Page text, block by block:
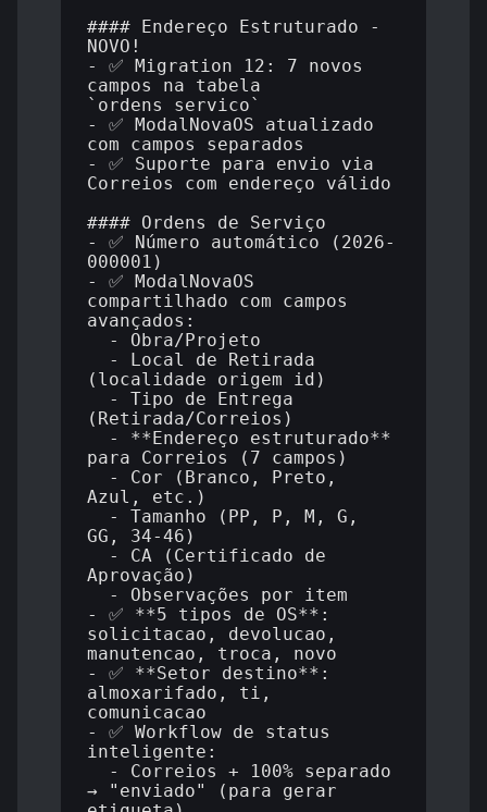
#### Endereço Estruturado -
NOVO!
- ✅ Migration 12: 7 novos
campos na tabela
`ordens_servico`
- ✅ ModalNovaOS atualizado
com campos separados
- ✅ Suporte para envio via
Correios com endereço válido
#### Ordens de Serviço
- ✅ Número automático (2026-
000001)
- ✅ ModalNovaOS
compartilhado com campos
avançados:
(localidade_origem_id)
(Retirada/Correios)
para Correios (7 campos)
Azul, etc.)
GG, 34-46)
Aprovação)
- ✅ **5 tipos de OS**:
solicitacao, devolucao,
manutencao, troca, novo
- ✅ **Setor destino**:
almoxarifado, ti,
comunicacao
- ✅ Workflow de status
inteligente:
→ "enviado" (para gerar